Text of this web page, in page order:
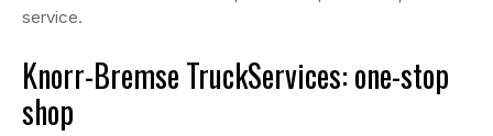
service.
Knorr-Bremse TruckServices: one-stop
shop